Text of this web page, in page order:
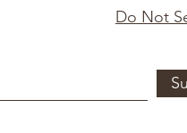
Do Not